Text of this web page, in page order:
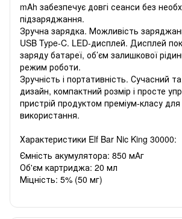
mAh забезпечує довгі сеанси без
підзаряджання.
Зручна зарядка. Можливість
USB Type-C. LED-дисплей. Дисплей
заряду батареї, об’єм залишкової
режим роботи.
Зручність і портативність. Сучасний
дизайн, компактний розмір і просте
пристрій продуктом преміум-класу
використання.
Характеристики Elf Bar Nic King 30000:
Ємність акумулятора: 850 мАг
Об'єм картриджа: 20 мл
Міцність: 5% (50 мг)